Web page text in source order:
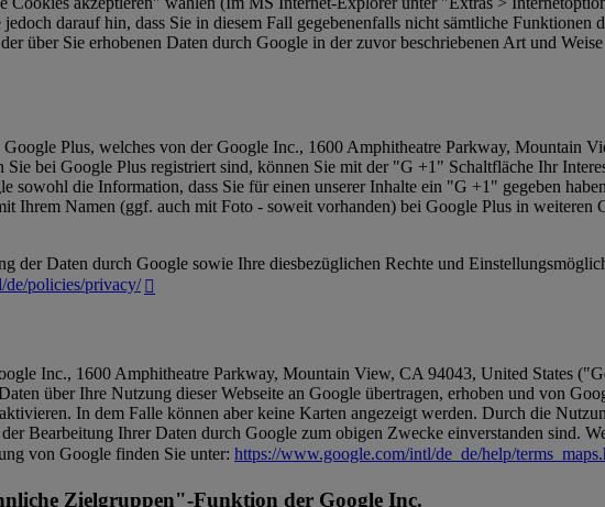
darauf hin, dass Sie in diesem Fall gegebenenfalls nicht sämtliche Funktionen
über Sie erhobenen Daten durch Google in der zuvor beschriebenen Art und
Plus, welches von der Google Inc., 1600 Amphitheatre Parkway, Mountain
bei Google Plus registriert sind, können Sie mit der "G +1" Schaltfläche Ihr
sowohl die Information, dass Sie für einen unserer Inhalte ein "G +1" gegeben
Ihrem Namen (ggf. auch mit Foto - soweit vorhanden) bei Google Plus in weiteren
Daten durch Google sowie Ihre diesbezüglichen Rechte und
policies/privacy/
Inc., 1600 Amphitheatre Parkway, Mountain View, CA 94043, United States
über Ihre Nutzung dieser Webseite an Google übertragen, erhoben und von
In dem Falle können aber keine Karten angezeigt werden. Durch die
Bearbeitung Ihrer Daten durch Google zum obigen Zwecke einverstanden sind.
von Google finden Sie unter: https://www.google.com/intl/de_de/help/
Zielgruppen"-Funktion der Google Inc.